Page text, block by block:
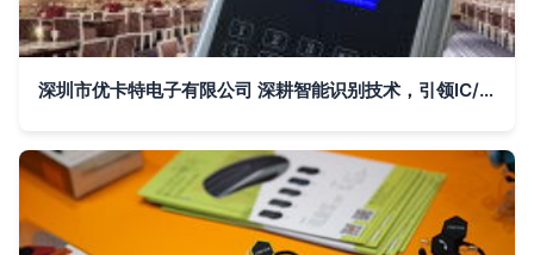
深圳市优卡特电子有限公司 深耕智能识别技术，引领IC/ID消费与产品开发新浪潮